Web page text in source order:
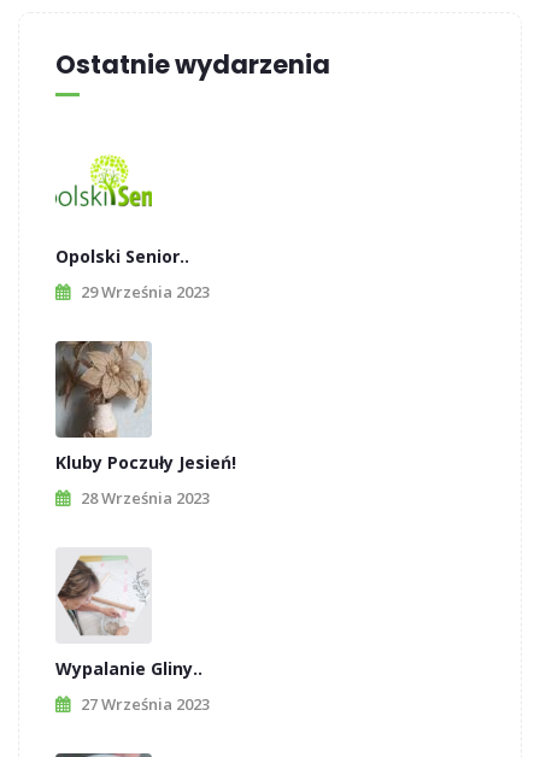
Ostatnie wydarzenia
Opolski Senior..
29 Września 2023
Kluby Poczuły Jesień!
28 Września 2023
Wypalanie Gliny..
27 Września 2023